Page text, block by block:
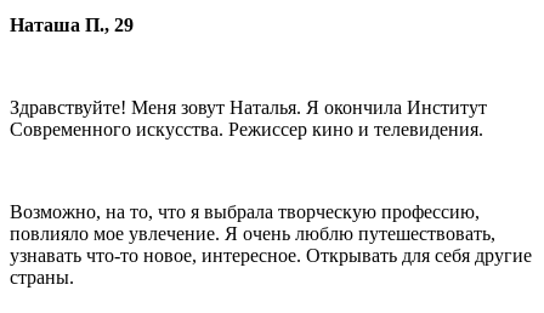
Наташа П., 29
Здравствуйте! Меня зовут Наталья. Я окончила Институт
Современного искусства. Режиссер кино и телевидения.
Возможно, на то, что я выбрала творческую профессию,
повлияло мое увлечение. Я очень люблю путешествовать,
узнавать что-то новое, интересное. Открывать для себя другие
страны.